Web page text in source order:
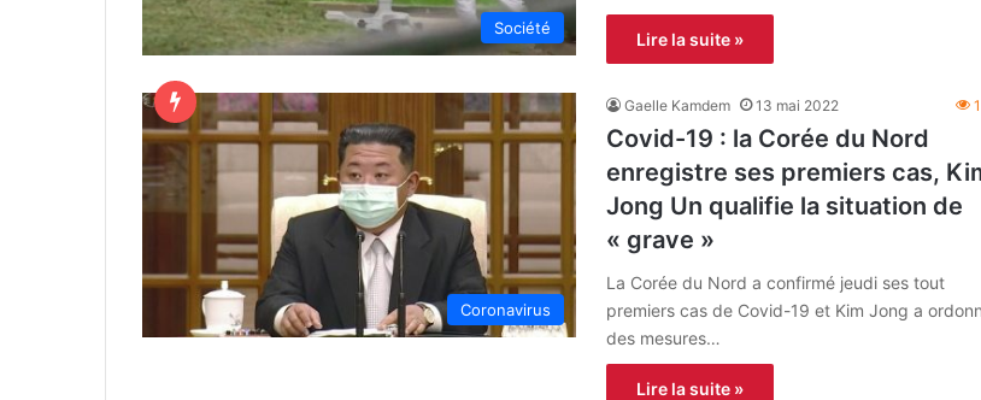
Société
Lire la suite »
Coronavirus
Gaelle Kamdem 13 mai 2022
Covid-19 : la Corée du Nord
enregistre ses premiers cas,
Jong Un qualifie la situation de
« grave »
La Corée du Nord a confirmé jeudi ses tout
premiers cas de Covid-19 et Kim Jong a
des mesures…
Lire la suite »